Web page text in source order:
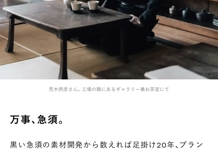
荒木照彦さん。工場の隣にあるギャラリー兼お茶室にて
万事、急須。
黒い急須の素材開発から数えれば足掛け20年、ブラン